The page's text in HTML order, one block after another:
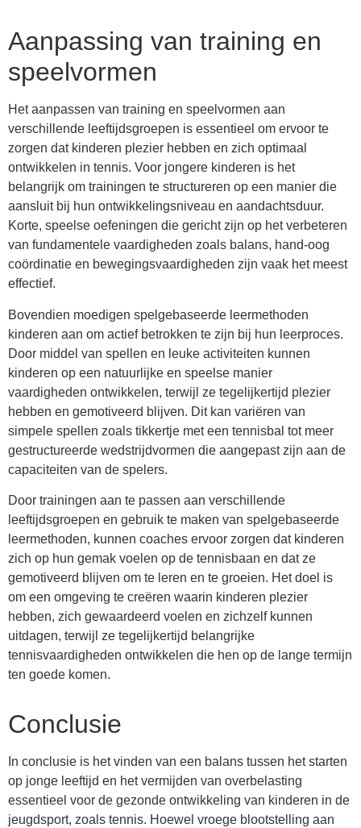
Aanpassing van training en
speelvormen
Het aanpassen van training en speelvormen aan
verschillende leeftijdsgroepen is essentieel om ervoor te
zorgen dat kinderen plezier hebben en zich optimaal
ontwikkelen in tennis. Voor jongere kinderen is het
belangrijk om trainingen te structureren op een manier die
aansluit bij hun ontwikkelingsniveau en aandachtsduur.
Korte, speelse oefeningen die gericht zijn op het verbeteren
van fundamentele vaardigheden zoals balans, hand-oog
coördinatie en bewegingsvaardigheden zijn vaak het meest
effectief.
Bovendien moedigen spelgebaseerde leermethoden
kinderen aan om actief betrokken te zijn bij hun leerproces.
Door middel van spellen en leuke activiteiten kunnen
kinderen op een natuurlijke en speelse manier
vaardigheden ontwikkelen, terwijl ze tegelijkertijd plezier
hebben en gemotiveerd blijven. Dit kan variëren van
simpele spellen zoals tikkertje met een tennisbal tot meer
gestructureerde wedstrijdvormen die aangepast zijn aan de
capaciteiten van de spelers.
Door trainingen aan te passen aan verschillende
leeftijdsgroepen en gebruik te maken van spelgebaseerde
leermethoden, kunnen coaches ervoor zorgen dat kinderen
zich op hun gemak voelen op de tennisbaan en dat ze
gemotiveerd blijven om te leren en te groeien. Het doel is
om een omgeving te creëren waarin kinderen plezier
hebben, zich gewaardeerd voelen en zichzelf kunnen
uitdagen, terwijl ze tegelijkertijd belangrijke
tennisvaardigheden ontwikkelen die hen op de lange termijn
ten goede komen.
Conclusie
In conclusie is het vinden van een balans tussen het starten
op jonge leeftijd en het vermijden van overbelasting
essentieel voor de gezonde ontwikkeling van kinderen in de
jeugdsport, zoals tennis. Hoewel vroege blootstelling aan